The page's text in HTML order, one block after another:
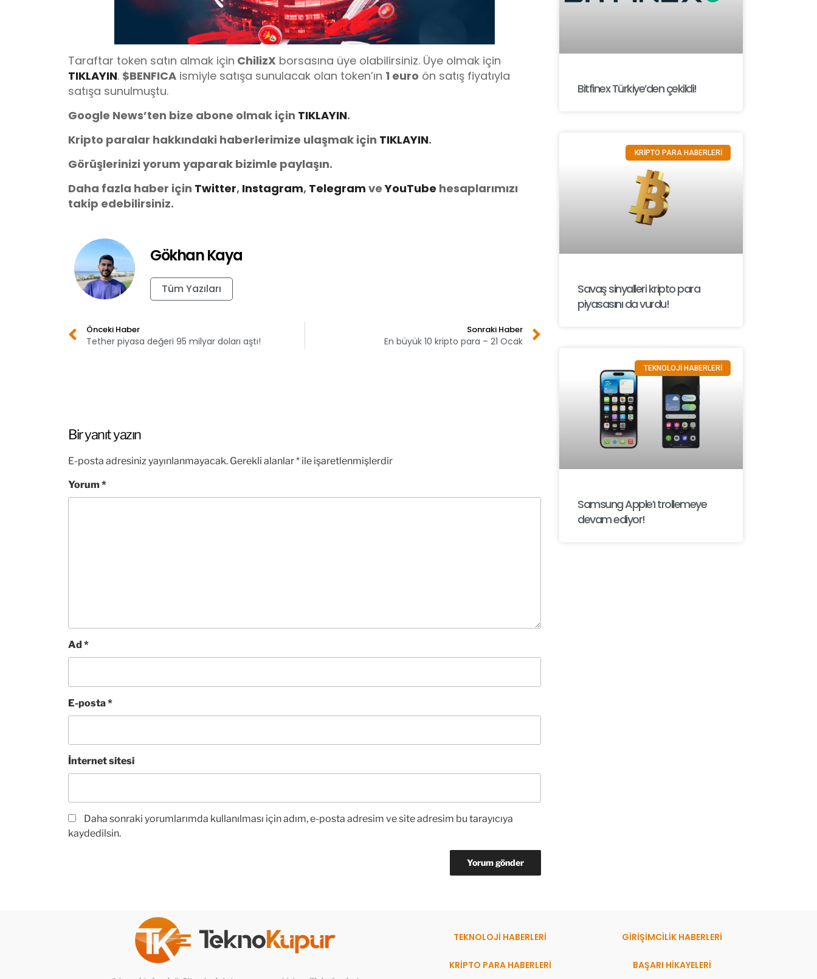
Taraftar token satın almak için ChilizX borsasına üye olabilirsiniz. Üye olmak için
TIKLAYIN. $BENFICA ismiyle satışa sunulacak olan token’ın 1 euro ön satış fiyatıyla
satışa sunulmuştu.
Google News’ten bize abone olmak için TIKLAYIN.
Kripto paralar hakkındaki haberlerimize ulaşmak için TIKLAYIN.
Görüşlerinizi yorum yaparak bizimle paylaşın.
Daha fazla haber için Twitter, Instagram, Telegram veYouTube hesaplarımızı
takip edebilirsiniz.
Gökhan Kaya
Tüm Yazıları
Önceki Haber
Tether piyasa değeri 95 milyar doları aştı!
Sonraki Haber
En büyük 10 kripto para – 21 Ocak
Bir yanıt yazın
E-posta adresiniz yayınlanmayacak. Gerekli alanlar* ile işaretlenmişlerdir
Yorum *
Ad *
E-posta*
İnternet sitesi
Daha sonraki yorumlarımda kullanılması için adım, e-posta adresim ve site adresim bu tarayıcıya
kaydedilsin.
Bitfinex Türkiye’den çekildi!
KRİPTO PARA HABERLERİ
Savaş sinyalleri kripto para
piyasasını da vurdu!
TEKNOLOJİ HABERLERİ
Samsung Apple’ı trollemeye
devam ediyor!
TEKNOLOJİ HABERLERİ
KRİPTO PARA HABERLERİ
GİRİŞİMCİLİK HABERLERİ
BAŞARI HIKAYELERI